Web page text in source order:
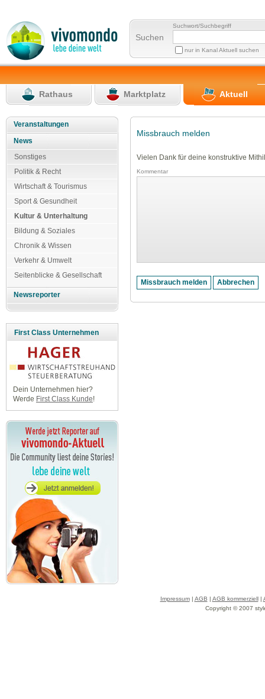
Suchen
Suchwort/Suchbegriff
nur in Kanal Aktuell suchen
Rathaus Marktplatz Aktuell
Veranstaltungen
News
Sonstiges
Politik & Recht
Wirtschaft & Tourismus
Sport & Gesundheit
Kultur & Unterhaltung
Bildung & Soziales
Chronik & Wissen
Verkehr & Umwelt
Seitenblicke & Gesellschaft
Newsreporter
First Class Unternehmen
Dein Unternehmen hier?
Werde First Class Kunde!
Missbrauch melden
Vielen Dank für deine konstruktive
Kommentar
Impressum| AGB | AGB kommerziell|
Copyright © 2007